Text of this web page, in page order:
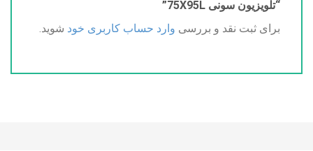
“تلویزیون سونی 75X95L”
برای ثبت نقد و بررسی وارد حساب کاربری خود شوید.